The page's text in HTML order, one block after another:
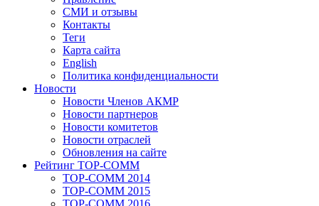
СМИ и отзывы
Контакты
Теги
Карта сайта
English
Политика конфиденциальности
Новости
Новости Членов АКМР
Новости партнеров
Новости комитетов
Новости отраслей
Обновления на сайте
Рейтинг TOP-COMM
TOP-COMM 2014
TOP-COMM 2015